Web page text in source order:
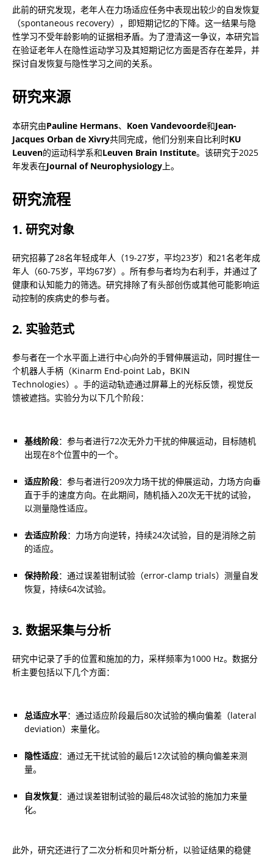
此前的研究发现，老年人在力场适应任务中表现出较少的自发恢复
（spontaneous recovery），即短期记忆的下降。这一结果与隐
性学习不受年龄影响的证据相矛盾。为了澄清这一争议，本研究旨
在验证老年人在隐性运动学习及其短期记忆方面是否存在差异，并
探讨自发恢复与隐性学习之间的关系。
研究来源
本研究由Pauline Hermans、 Koen Vandevoorde和Jean-
Jacques Orban de Xivry共同完成，他们分别来自比利时KU
Leuven的运动科学系和Leuven Brain Institute。该研究于2025
年发表在Journal of Neurophysiology 上。
研究流程
1. 研究对象
研究招募了28名年轻成年人（19-27岁，平均23岁）和21名老年成
年人（60-75岁，平均67岁）。所有参与者均为右利手，并通过了
健康和认知能力的筛选。研究排除了有头部创伤或其他可能影响运
动控制的疾病史的参与者。
2. 实验范式
参与者在一个水平面上进行中心向外的手臂伸展运动，同时握住一
个机器人手柄（Kinarm End-point Lab，BKIN
Technologies）。手的运动轨迹通过屏幕上的光标反馈，视觉反
馈被遮挡。实验分为以下几个阶段：
基线阶段：参与者进行72次无外力干扰的伸展运动，目标随机
出现在8个位置中的一个。
适应阶段：参与者进行209次力场干扰的伸展运动，力场方向垂
直于手的速度方向。在此期间，随机插入20次无干扰的试验，
以测量隐性适应。
去适应阶段：力场方向逆转，持续24次试验，目的是消除之前
的适应。
保持阶段：通过误差钳制试验（error-clamp trials）测量自发
恢复，持续64次试验。
3. 数据采集与分析
研究中记录了手的位置和施加的力，采样频率为1000 Hz。数据分
析主要包括以下几个方面：
总适应水平：通过适应阶段最后80次试验的横向偏差（lateral
deviation）来量化。
隐性适应：通过无干扰试验的最后12次试验的横向偏差来测
量。
自发恢复：通过误差钳制试验的最后48次试验的施加力来量
化。
此外，研究还进行了二次分析和贝叶斯分析，以验证结果的稳健